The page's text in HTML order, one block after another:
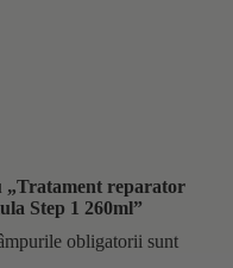
„Tratament reparator
Step 1 260ml”
obligatorii sunt